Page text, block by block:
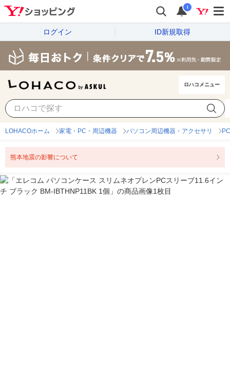
i
ログイン ID新規取得
ロハコメニュー
LOHACOホーム 家電・PC・周辺機器 パソコン周辺機器・アクセサリ
熊本地震の影響について